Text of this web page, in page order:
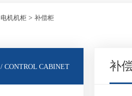
电机机柜 > 补偿柜
/ CONTROL CABINET 补